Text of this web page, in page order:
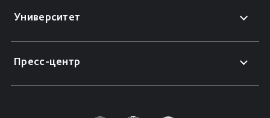
Университет
Пресс-центр